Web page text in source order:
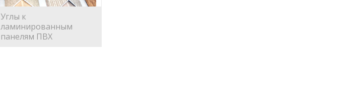
Углы к
ламинированным
панелям ПВХ